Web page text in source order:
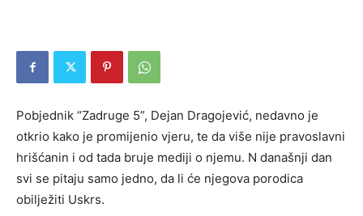
Pobjednik “Zadruge 5”, Dejan Dragojević, nedavno je
otkrio kako je promijenio vjeru, te da više nije pravoslavni
hrišćanin i od tada bruje mediji o njemu. N današnji dan
svi se pitaju samo jedno, da li će njegova porodica
obilježiti Uskrs.